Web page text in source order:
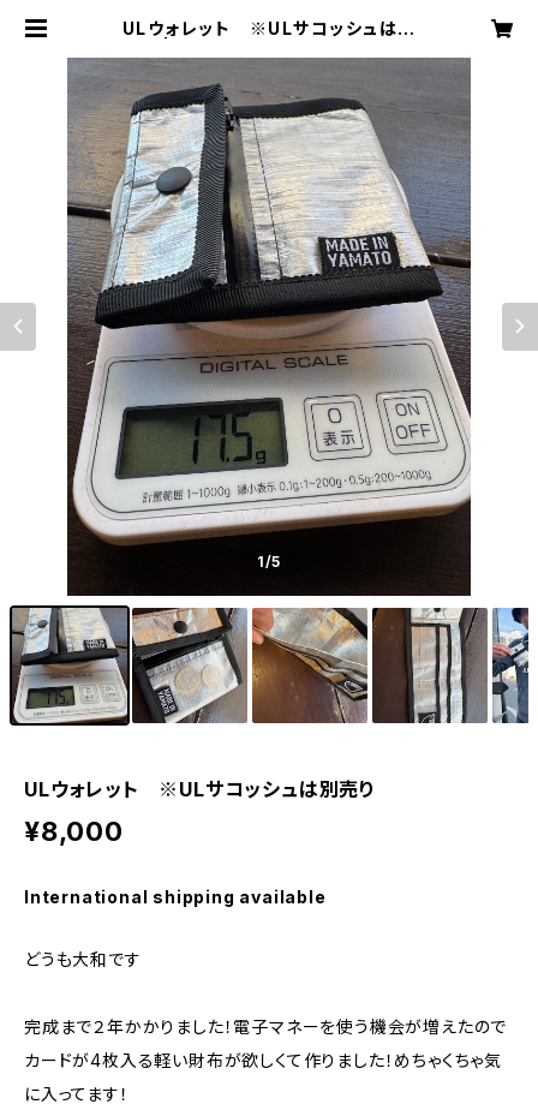
ULウォレット ※ULサコッシュは別
1/5
ULウォレット ※ULサコッシュは別売り
¥8,000
International shipping available
どうも大和です
完成まで２年かかりました！電子マネーを使う機会が増えたので
カードが4枚入る軽い財布が欲しくて作りました！めちゃくちゃ気
に入ってます！